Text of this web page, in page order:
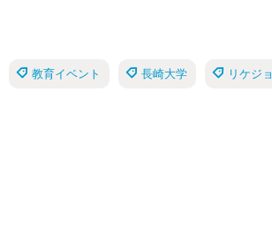
教育イベント 長崎大学 リケジョ